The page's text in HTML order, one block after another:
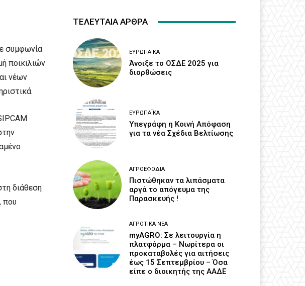
συμφωνία
ποικιλιών
νέων
διάθεση
που
ΤΕΛΕΥΤΑΙΑ ΑΡΘΡΑ
ΕΥΡΩΠΑΪΚΆ
Άνοιξε το ΟΣΔΕ 2025 για
διορθώσεις
ΕΥΡΩΠΑΪΚΆ
Υπεγράφη η Κοινή Απόφαση
για τα νέα Σχέδια Βελτίωσης
ΑΓΡΟΕΦΌΔΙΑ
Πιστώθηκαν τα λιπάσματα
αργά το απόγευμα της
Παρασκευής !
ΑΓΡΟΤΙΚΆ ΝΈΑ
myAGRO: Σε λειτουργία η
πλατφόρμα – Νωρίτερα οι
προκαταβολές για αιτήσεις
έως 15 Σεπτεμβρίου – Όσα
είπε ο διοικητής της ΑΑΔΕ